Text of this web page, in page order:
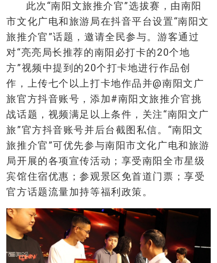
此次“南阳文旅推介官”选拔赛，由南阳
市文化广电和旅游局在抖音平台设置“南阳文
旅推介官”话题，邀请全民参与。游客通过
对“亮亮局长推荐的南阳必打卡的20个地
方”视频中提到的20个打卡地进行作品创
作，上传七个以上打卡地作品并@南阳文广
旅官方抖音账号，添加#南阳文旅推介官挑
战话题，视频满足以上条件，关注“南阳文广
旅”官方抖音账号并后台截图私信。“南阳文
旅推介官”可优先参与南阳市文化广电和旅游
局开展的各项宣传活动；享受南阳全市星级
宾馆住宿优惠；参观景区免首道门票；享受
官方话题流量加持等福利政策。